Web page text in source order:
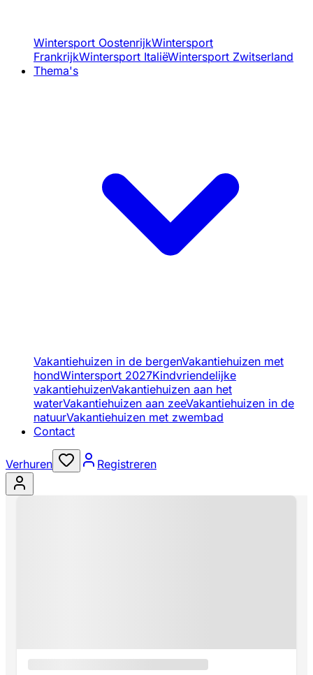
Wintersport OostenrijkWintersport
FrankrijkWintersport ItaliëWintersport Zwitserland
Thema's
Vakantiehuizen in de bergenVakantiehuizen met
hondWintersport 2027Kindvriendelijke
vakantiehuizenVakantiehuizen aan het
waterVakantiehuizen aan zeeVakantiehuizen in de
natuurVakantiehuizen met zwembad
Contact
Verhuren Registreren